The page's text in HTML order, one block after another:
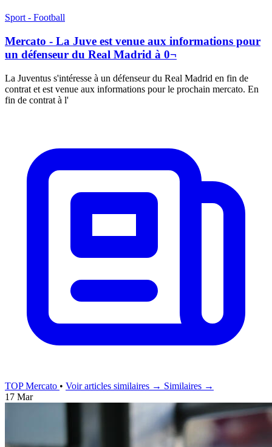
Sport - Football
Mercato - La Juve est venue aux informations pour
un défenseur du Real Madrid à 0¬
La Juventus s'intéresse à un défenseur du Real Madrid en fin de
contrat et est venue aux informations pour le prochain mercato. En
fin de contrat à l'
TOP Mercato • Voir articles similaires → Similaires →
17 Mar